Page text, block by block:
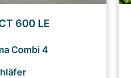
600 LE
Combi 4